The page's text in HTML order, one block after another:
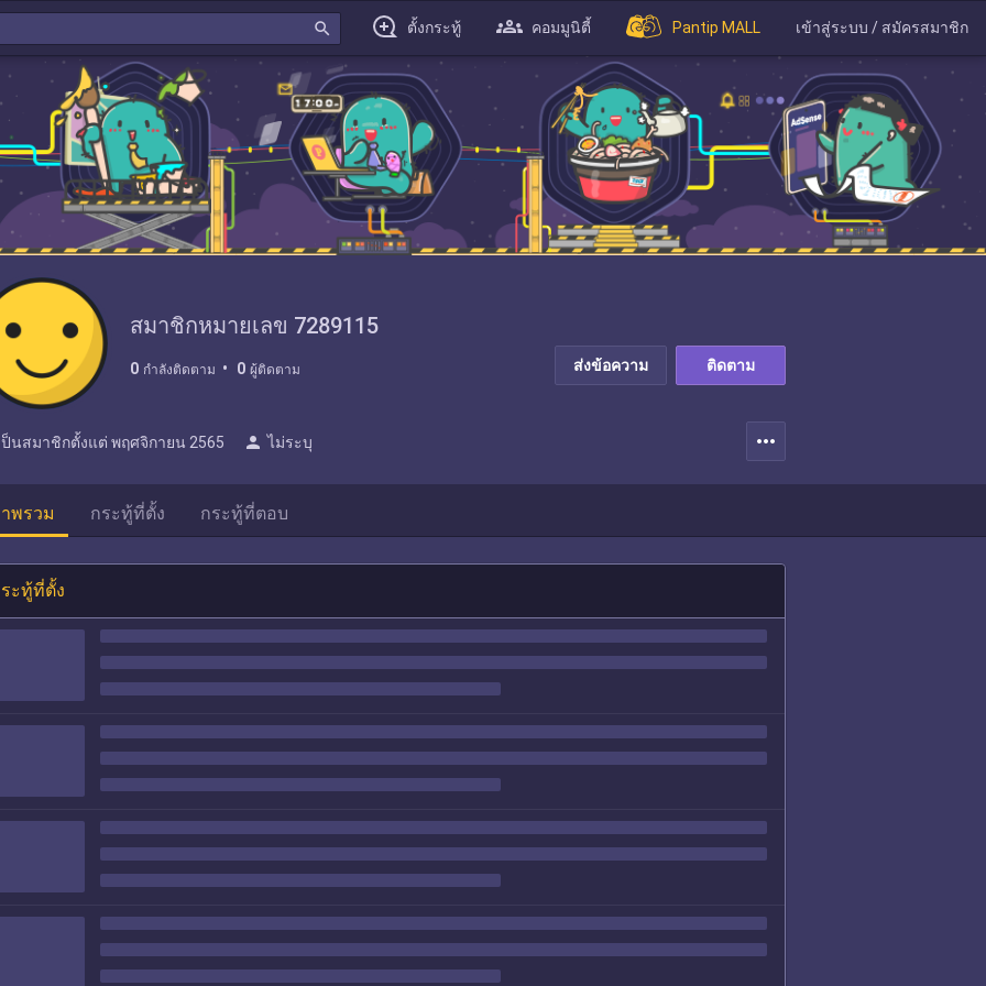
search ตั้งกระทู้ คอมมูนิตี้ Pantip MALL เข้าสู่ระบบ / สมัครสมาชิก
สมาชิกหมายเลข 7289115
0 กำลังติดตาม 0 ผู้ติดตาม ส่งข้อความ ติดตาม
ป็นสมาชิกตั้งแต่ พฤศจิกายน 2565 person ไม่ระบุ more_horiz
พรวม กระทู้ที่ตั้ง กระทู้ที่ตอบ
ะทู้ที่ตั้ง